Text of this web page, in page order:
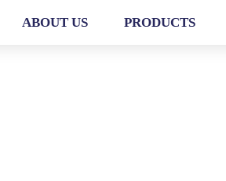
ABOUT US PRODUCTS